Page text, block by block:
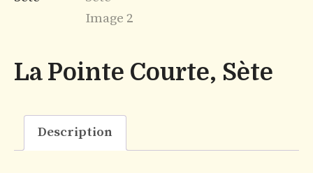
La Pointe Courte, Sète
Description